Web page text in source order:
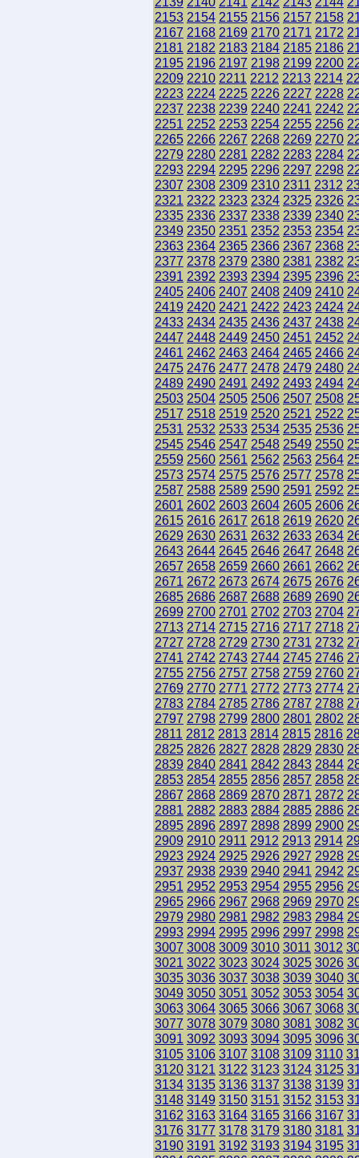
2153 2154 2155 2156 2157 2158
2167 2168 2169 2170 2171 2172
2181 2182 2183 2184 2185 2186
2195 2196 2197 2198 2199 2200
2209 2210 2211 2212 2213 2214
2223 2224 2225 2226 2227 2228
2237 2238 2239 2240 2241 2242
2251 2252 2253 2254 2255 2256
2265 2266 2267 2268 2269 2270
2279 2280 2281 2282 2283 2284
2293 2294 2295 2296 2297 2298
2307 2308 2309 2310 2311 2312
2321 2322 2323 2324 2325 2326
2335 2336 2337 2338 2339 2340
2349 2350 2351 2352 2353 2354
2363 2364 2365 2366 2367 2368
2377 2378 2379 2380 2381 2382
2391 2392 2393 2394 2395 2396
2405 2406 2407 2408 2409 2410
2419 2420 2421 2422 2423 2424
2433 2434 2435 2436 2437 2438
2447 2448 2449 2450 2451 2452
2461 2462 2463 2464 2465 2466
2475 2476 2477 2478 2479 2480
2489 2490 2491 2492 2493 2494
2503 2504 2505 2506 2507 2508
2517 2518 2519 2520 2521 2522
2531 2532 2533 2534 2535 2536
2545 2546 2547 2548 2549 2550
2559 2560 2561 2562 2563 2564
2573 2574 2575 2576 2577 2578
2587 2588 2589 2590 2591 2592
2601 2602 2603 2604 2605 2606
2615 2616 2617 2618 2619 2620
2629 2630 2631 2632 2633 2634
2643 2644 2645 2646 2647 2648
2657 2658 2659 2660 2661 2662
2671 2672 2673 2674 2675 2676
2685 2686 2687 2688 2689 2690
2699 2700 2701 2702 2703 2704
2713 2714 2715 2716 2717 2718
2727 2728 2729 2730 2731 2732
2741 2742 2743 2744 2745 2746
2755 2756 2757 2758 2759 2760
2769 2770 2771 2772 2773 2774
2783 2784 2785 2786 2787 2788
2797 2798 2799 2800 2801 2802
2811 2812 2813 2814 2815 2816
2825 2826 2827 2828 2829 2830
2839 2840 2841 2842 2843 2844
2853 2854 2855 2856 2857 2858
2867 2868 2869 2870 2871 2872
2881 2882 2883 2884 2885 2886
2895 2896 2897 2898 2899 2900
2909 2910 2911 2912 2913 2914
2923 2924 2925 2926 2927 2928
2937 2938 2939 2940 2941 2942
2951 2952 2953 2954 2955 2956
2965 2966 2967 2968 2969 2970
2979 2980 2981 2982 2983 2984
2993 2994 2995 2996 2997 2998
3007 3008 3009 3010 3011 3012
3021 3022 3023 3024 3025 3026
3035 3036 3037 3038 3039 3040
3049 3050 3051 3052 3053 3054
3063 3064 3065 3066 3067 3068
3077 3078 3079 3080 3081 3082
3091 3092 3093 3094 3095 3096
3105 3106 3107 3108 3109 3110
3120 3121 3122 3123 3124 3125
3134 3135 3136 3137 3138 3139
3148 3149 3150 3151 3152 3153
3162 3163 3164 3165 3166 3167
3176 3177 3178 3179 3180 3181
3190 3191 3192 3193 3194 3195